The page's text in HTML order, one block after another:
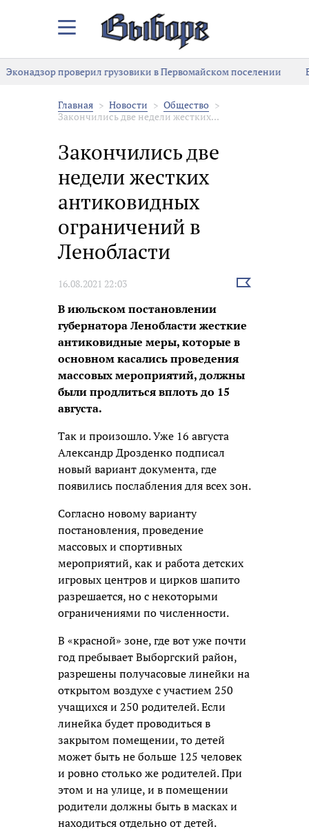
Закрыть/
меню
Эконадзор проверил грузовики в Первомайском поселении
Главная Новости
Общество
Закончились две недели жестких...
Закончились две
недели жестких
антиковидных
ограничений в
Ленобласти
16.08.2021 22:03
Выбрать
В июльском постановлении
губернатора Ленобласти жесткие
антиковидные меры, которые в
основном касались проведения
массовых мероприятий, должны
были продлиться вплоть до 15
августа.
Так и произошло. Уже 16 августа
Александр Дрозденко подписал
новый вариант документа, где
появились послабления для всех зон.
Согласно новому варианту
постановления, проведение
массовых и спортивных
мероприятий, как и работа детских
игровых центров и цирков шапито
разрешается, но с некоторыми
ограничениями по численности.
В «красной» зоне, где вот уже почти
год пребывает Выборгский район,
разрешены получасовые линейки на
открытом воздухе с участием 250
учащихся и 250 родителей. Если
линейка будет проводиться в
закрытом помещении, то детей
может быть не больше 125 человек
и ровно столько же родителей. При
этом и на улице, и в помещении
родители должны быть в масках и
находиться отдельно от детей.